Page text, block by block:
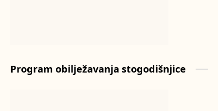
Program obilježavanja stogodišnjice